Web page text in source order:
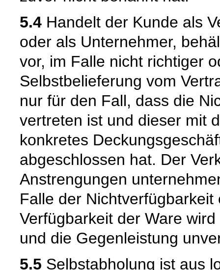
5.4 Handelt der Kunde als
oder als Unternehmer,
vor, im Falle nicht richtiger
Selbstbelieferung vom
nur für den Fall, dass die
vertreten ist und dieser mit
konkretes
abgeschlossen hat. Der
Anstrengungen
Falle der
Verfügbarkeit der Ware
und die Gegenleistung
5.5 Selbstabholung ist aus